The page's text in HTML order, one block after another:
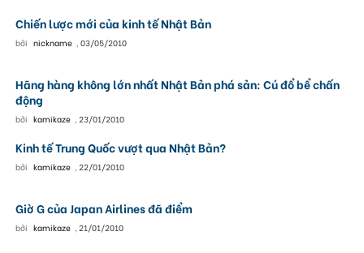
Chiến lược mới của kinh tế Nhật Bản
bởi nickname , 03/05/2010
Hãng hàng không lớn nhất Nhật Bản phá sản: Cú đổ bể chấn
động
bởi kamikaze , 23/01/2010
Kinh tế Trung Quốc vượt qua Nhật Bản?
bởi kamikaze , 22/01/2010
Giờ G của Japan Airlines đã điểm
bởi kamikaze , 21/01/2010